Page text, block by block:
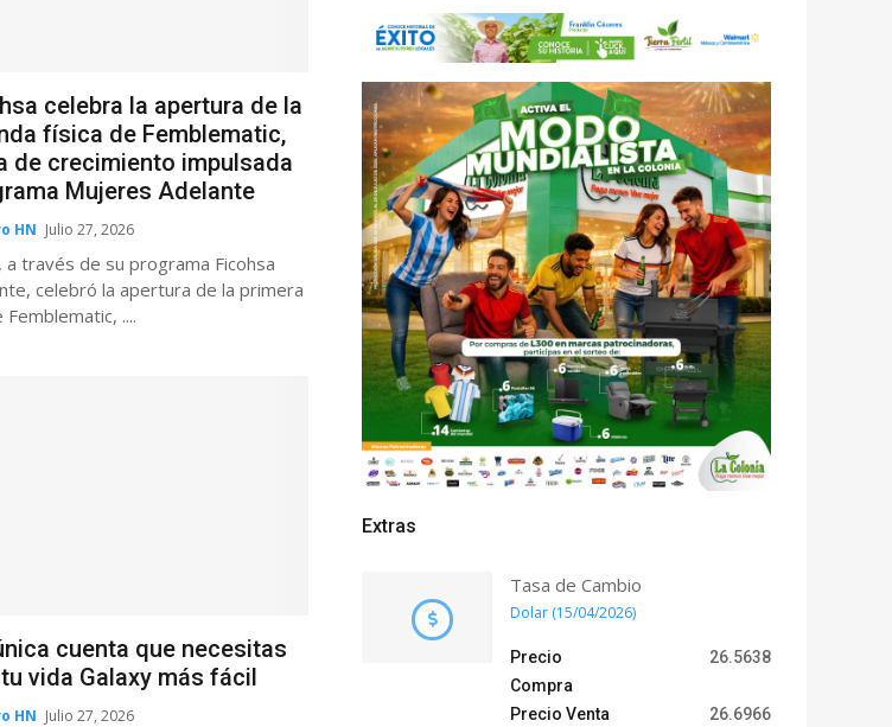
celebra la apertura de la
física de Femblematic,
de crecimiento impulsada
Mujeres Adelante
HN Julio 27, 2026
a través de su programa Ficohsa
celebró la apertura de la primera
....
cuenta que necesitas
vida Galaxy más fácil
HN Julio 27, 2026
Extras
Tasa de Cambio
Dolar (15/04/2026)
Precio
Compra
26.5638
Precio Venta 26.6966